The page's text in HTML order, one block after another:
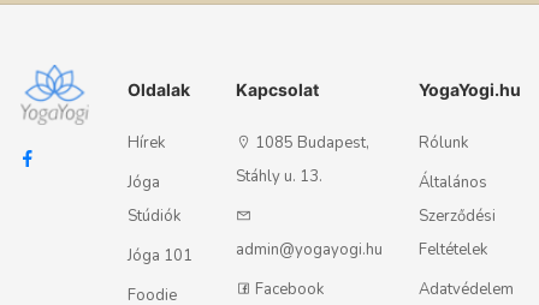
Oldalak
Hírek
Jóga
Stúdiók
Jóga 101
Foodie
Kapcsolat
1085 Budapest,
Stáhly u. 13.
admin@yogayogi.hu
Facebook
YogaYogi.hu
Rólunk
Általános
Szerződési
Feltételek
Adatvédelem